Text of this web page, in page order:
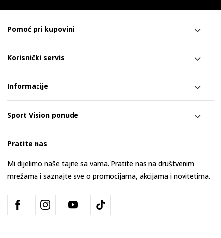
Pomoć pri kupovini
Korisnički servis
Informacije
Sport Vision ponude
Pratite nas
Mi dijelimo naše tajne sa vama. Pratite nas na društvenim
mrežama i saznajte sve o promocijama, akcijama i novitetima.